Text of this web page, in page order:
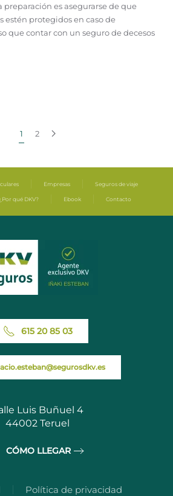
es asegurarse de que
estén protegidos en caso de
que contar con un seguro de decesos
1 2
Empresas
Seguros de viaje
¿Por qué DKV? Ebook Contacto
615 20 85 03
Luis Buñuel 4
44002 Teruel
CÓMO LLEGAR
Política de privacidad